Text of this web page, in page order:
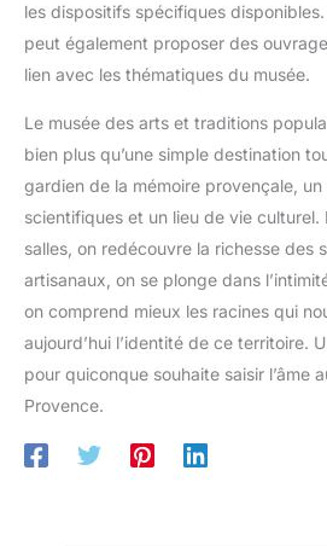
les dispositifs spécifiques
peut également proposer des
lien avec les thématiques du musée.
Le musée des arts et traditions
bien plus qu’une simple destination
gardien de la mémoire provençale,
scientifiques et un lieu de vie culturel.
salles, on redécouvre la richesse des
artisanaux, on se plonge dans
on comprend mieux les racines qui
aujourd’hui l’identité de ce territoire.
pour quiconque souhaite saisir l’âme
Provence.